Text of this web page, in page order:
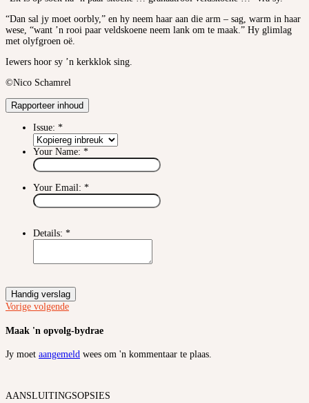
“Dan sal jy moet oorbly,” en hy neem haar aan die arm – sag, warm in haar
wese, “want ’n rooi paar veldskoene neem lank om te maak.” Hy glimlag
met olyfgroen oë.
Iewers hoor sy ’n kerkklok sing.
©Nico Schamrel
Rapporteer inhoud
Issue: *
Your Name: *
Your Email: *
Details: *
Handig verslag
Vorige volgende
Maak 'n opvolg-bydrae
Jy moet aangemeld wees om 'n kommentaar te plaas.
AANSLUITINGSOPSIES